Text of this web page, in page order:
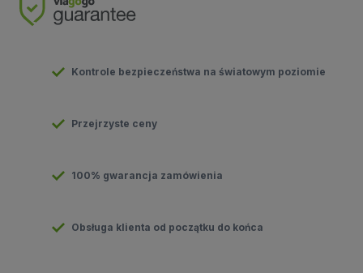
Kontrole bezpieczeństwa na światowym poziomie
Przejrzyste ceny
100% gwarancja zamówienia
Obsługa klienta od początku do końca